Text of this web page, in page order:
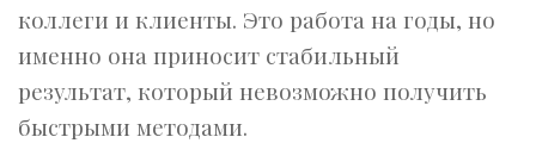
коллеги и клиенты. Это работа на годы, но
именно она приносит стабильный
результат, который невозможно получить
быстрыми методами.